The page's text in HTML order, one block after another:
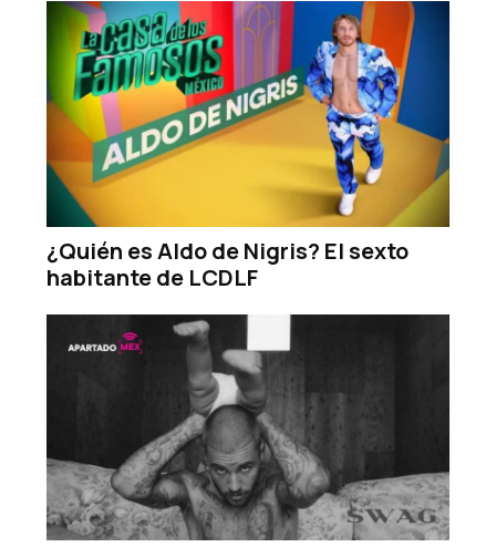
¿Quién es Aldo de Nigris? El sexto
habitante de LCDLF